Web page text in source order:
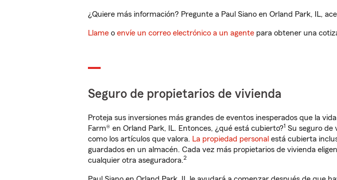
¿Quiere más información? Pregunte a Paul Siano en Orland Park, IL,
Llame o envíe un correo electrónico a un agente para obtener una
Seguro de propietarios de vivienda
Proteja sus inversiones más grandes de eventos inesperados que la
Farm® en Orland Park, IL. Entonces, ¿qué está cubierto?1 Su seguro de
como los artículos que valora. La propiedad personal está cubierta
guardados en un almacén. Cada vez más propietarios de vivienda
cualquier otra aseguradora.2